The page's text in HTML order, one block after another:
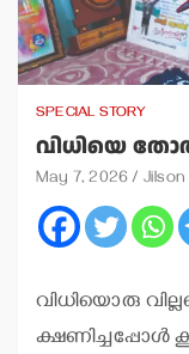
SPECIAL STORY
വിധിയെ
May 7, 2026
വിധിയൊരു
ക്ഷണിച്ചപ്പോള്‍